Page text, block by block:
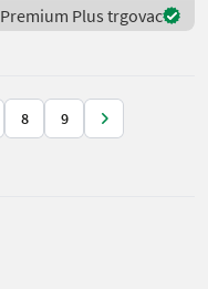
Premium Plus trgovac
8 9